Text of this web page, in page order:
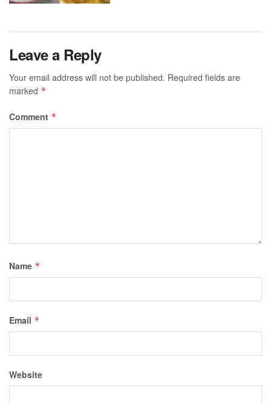
Leave a Reply
Your email address will not be published. Required fields are
marked *
Comment *
Name *
Email *
Website